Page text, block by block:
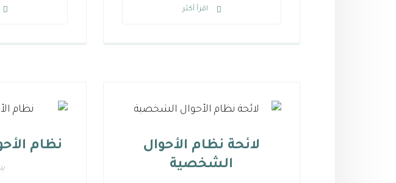
اقرأ أكثر
لائحة نظام الأحوال
الشخصية
نظام